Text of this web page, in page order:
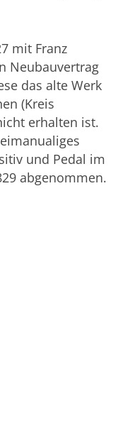
mit Franz
Neubauvertrag
das alte Werk
(Kreis
erhalten ist.
und Pedal im
abgenommen.